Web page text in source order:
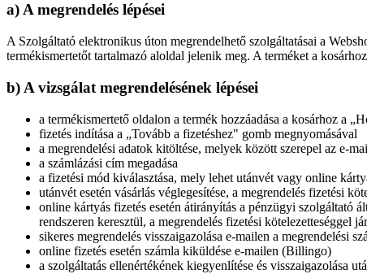
a) A megrendelés lépései
A Szolgáltató elektronikus úton megrendelhető szolgáltatásai a
termékismertetőt tartalmazó aloldal jelenik meg. A terméket a
b) A vizsgálat megrendelésének lépései
a termékismertető oldalon a termék hozzáadása a kosárhoz a
fizetés indítása a „Tovább a fizetéshez" gomb megnyomásával
a megrendelési adatok kitöltése, melyek között szerepel az e-
a számlázási cím megadása
a fizetési mód kiválasztása, mely lehet utánvét vagy online
utánvét esetén vásárlás véglegesítése, a megrendelés fizetési
online kártyás fizetés esetén átirányítás a pénzügyi szolgáltató
rendszeren keresztül, a megrendelés fizetési kötelezetteséggel jár
sikeres megrendelés visszaigazolása e-mailen a megrendelési
online fizetés esetén számla kiküldése e-mailen (Billingo)
a szolgáltatás ellenértékének kiegyenlítése és visszaigazolása